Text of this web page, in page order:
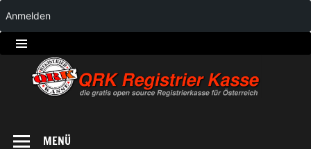
QRK
MENÜ
Anmelden